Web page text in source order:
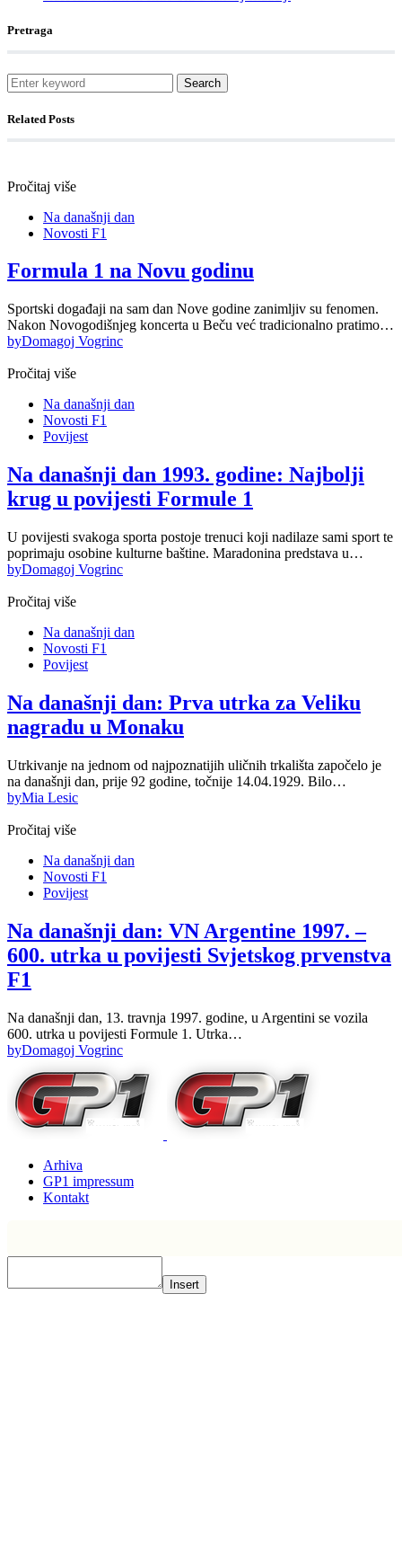
Pretraga
Search
Related Posts
Pročitaj više
Na današnji dan
Novosti F1
Formula 1 na Novu godinu
Sportski događaji na sam dan Nove godine zanimljiv su fenomen.
Nakon Novogodišnjeg koncerta u Beču već tradicionalno pratimo…
byDomagoj Vogrinc
Pročitaj više
Na današnji dan
Novosti F1
Povijest
Na današnji dan 1993. godine: Najbolji
krug u povijesti Formule 1
U povijesti svakoga sporta postoje trenuci koji nadilaze sami sport te
poprimaju osobine kulturne baštine. Maradonina predstava u…
byDomagoj Vogrinc
Pročitaj više
Na današnji dan
Novosti F1
Povijest
Na današnji dan: Prva utrka za Veliku
nagradu u Monaku
Utrkivanje na jednom od najpoznatijih uličnih trkališta započelo je
na današnji dan, prije 92 godine, točnije 14.04.1929. Bilo…
byMia Lesic
Pročitaj više
Na današnji dan
Novosti F1
Povijest
Na današnji dan: VN Argentine 1997. –
600. utrka u povijesti Svjetskog prvenstva
F1
Na današnji dan, 13. travnja 1997. godine, u Argentini se vozila
600. utrka u povijesti Formule 1. Utrka…
byDomagoj Vogrinc
Arhiva
GP1 impressum
Kontakt
Insert